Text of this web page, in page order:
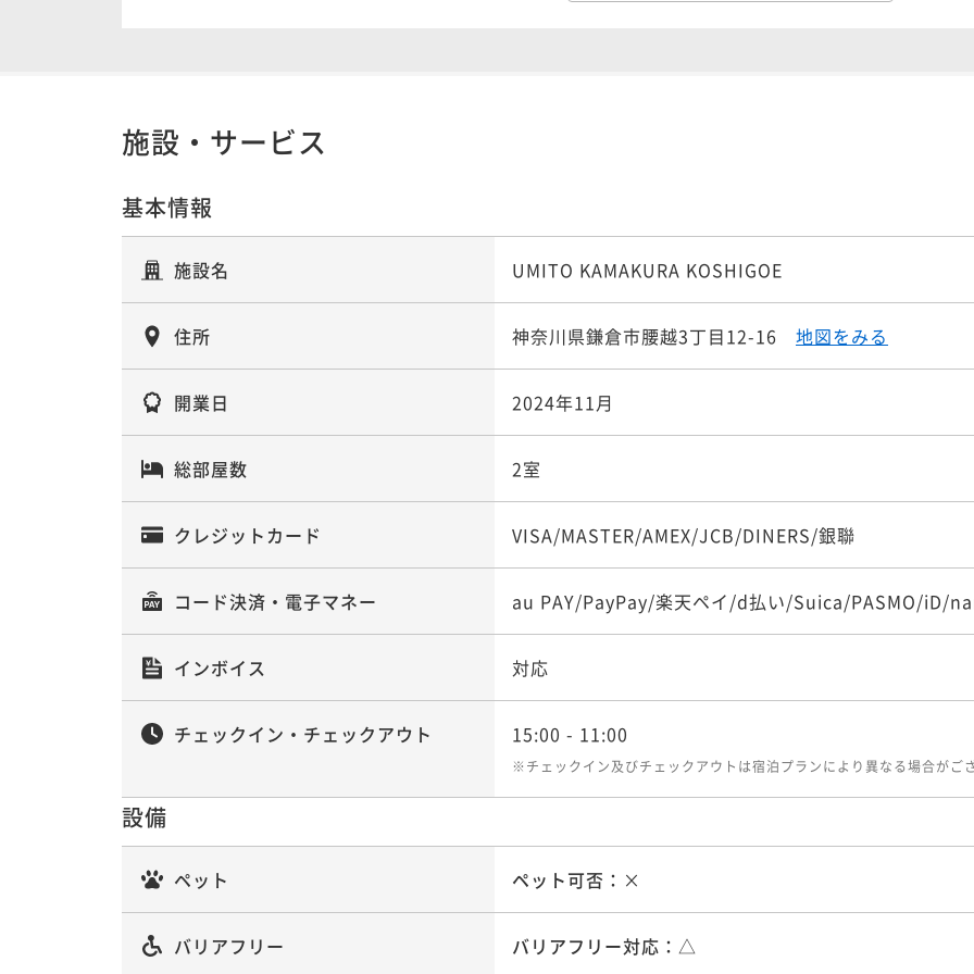
【夕食付】海辺で味わう極上フレンチ。朝の余白と120平米の極
上空間を愉しむ大人の休日
夕食付き
大人2名 ¥
極上空間で祝う特別な一日
大人2名 ¥
施設・サービス
基本情報
施設名 UMITO KAMAKURA KOSHIGOE
住所 神奈川県鎌倉市腰越3丁目12-16 地図をみる
開業日 2024年11月
総部屋数 2室
クレジットカード VISA/MASTER/AMEX/JCB/DINERS/銀聯
コード決済・電子マネー au PAY/PayPay/楽天ペイ/d払い/Suica/PASMO/iD/
インボイス 対応
チェックイン・チェックアウト 15:00 - 11:00
※チェックイン及びチェックアウトは宿泊プランにより異なる場合がござ
設備
ペット ペット可否： ×
バリアフリー バリアフリー対応： △